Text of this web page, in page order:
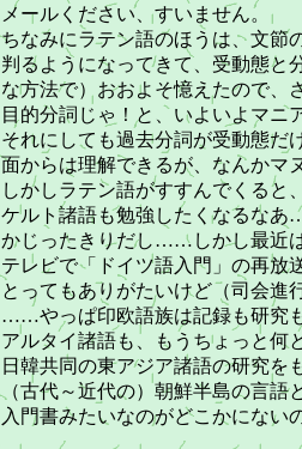
メールください、すいません。
ちなみにラテン語のほうは、文節
判るようになってきて、受動態と
な方法で）おおよそ憶えたので、
目的分詞じゃ！と、いよいよマニ
それにしても過去分詞が受動態だ
面からは理解できるが、なんかマ
しかしラテン語がすすんでくると
ケルト諸語も勉強したくなるな
かじったきりだし……しかし最近
テレビで「ドイツ語入門」の再放
とってもありがたいけど（司会進
……やっぱ印欧語族は記録も研究
アルタイ諸語も、もうちょっと
日韓共同の東アジア諸語の研究
（古代～近代の）朝鮮半島の言語
入門書みたいなのがどこかにな